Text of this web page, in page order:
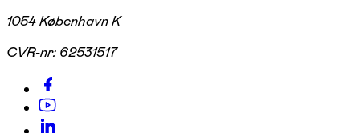
1054 København K
CVR-nr: 62531517